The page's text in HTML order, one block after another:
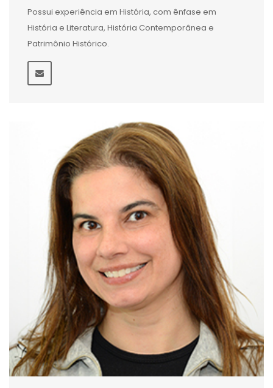
Possui experiência em História, com ênfase em
História e Literatura, História Contemporânea e
Patrimônio Histórico.